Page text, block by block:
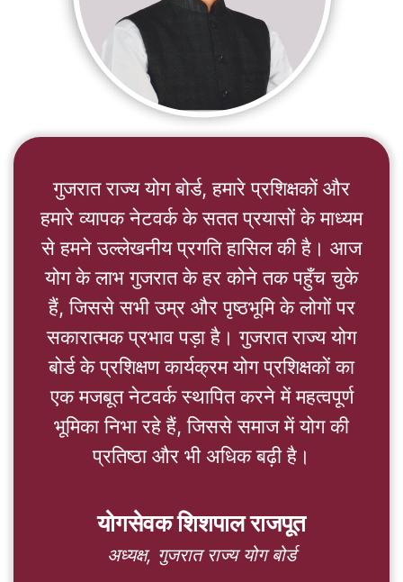
गुजरात राज्य योग बोर्ड, हमारे प्रशिक्षकों और
हमारे व्यापक नेटवर्क के सतत प्रयासों के माध्यम
से हमने उल्लेखनीय प्रगति हासिल की है। आज
योग के लाभ गुजरात के हर कोने तक पहुँच चुके
हैं, जिससे सभी उम्र और पृष्ठभूमि के लोगों पर
सकारात्मक प्रभाव पड़ा है। गुजरात राज्य योग
बोर्ड के प्रशिक्षण कार्यक्रम योग प्रशिक्षकों का
एक मजबूत नेटवर्क स्थापित करने में महत्वपूर्ण
भूमिका निभा रहे हैं, जिससे समाज में योग की
प्रतिष्ठा और भी अधिक बढ़ी है।
योगसेवक शिशपाल राजपूत
अध्यक्ष, गुजरात राज्य योग बोर्ड